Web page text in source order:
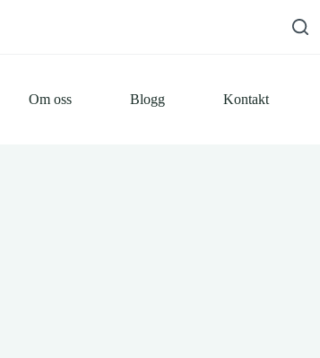
Om oss Blogg Kontakt